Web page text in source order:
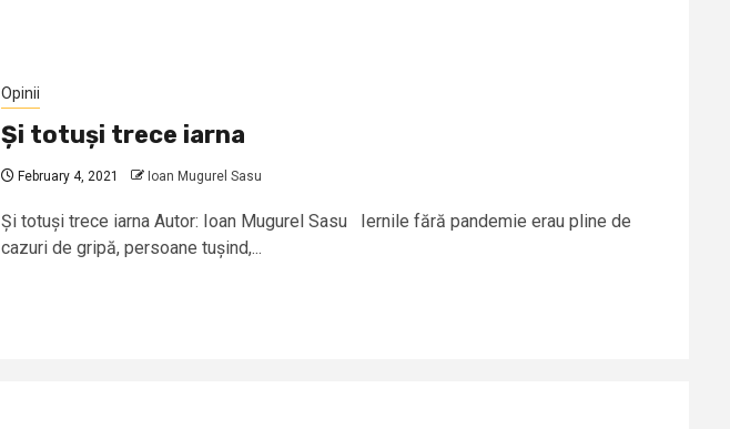
Opinii
Și totuși trece iarna
February 4, 2021 Ioan Mugurel Sasu
Și totuși trece iarna Autor: Ioan Mugurel Sasu Iernile fără pandemie erau pline de
cazuri de gripă, persoane tușind,...